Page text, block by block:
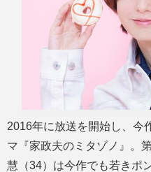
2016年に放送を開始し、今
マ『家政夫のミタゾノ』。
慧（34）は今作でも若きポ